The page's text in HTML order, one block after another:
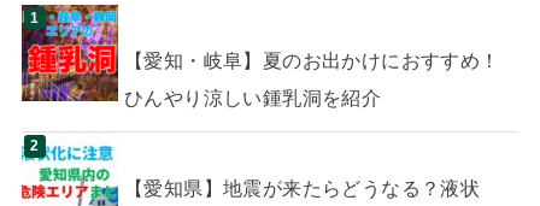
【愛知・岐阜】夏のお出かけにおすすめ！
ひんやり涼しい鍾乳洞を紹介
【愛知県】地震が来たらどうなる？液状